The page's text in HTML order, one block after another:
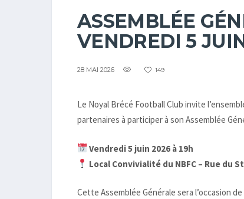
ASSEMBLÉE
VENDREDI 5
28 MAI 2026 149
Le Noyal Brécé Football Club invite
partenaires à participer à son Assemblée
Vendredi 5 juin 2026 à 19h
Local Convivialité du NBFC – Rue du
Cette Assemblée Générale sera l’occasion